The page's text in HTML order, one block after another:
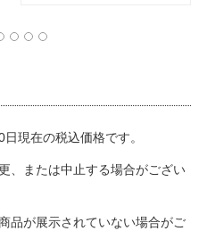
現在の税込価格です。
、または中止する場合がござい
品が展示されていない場合がご